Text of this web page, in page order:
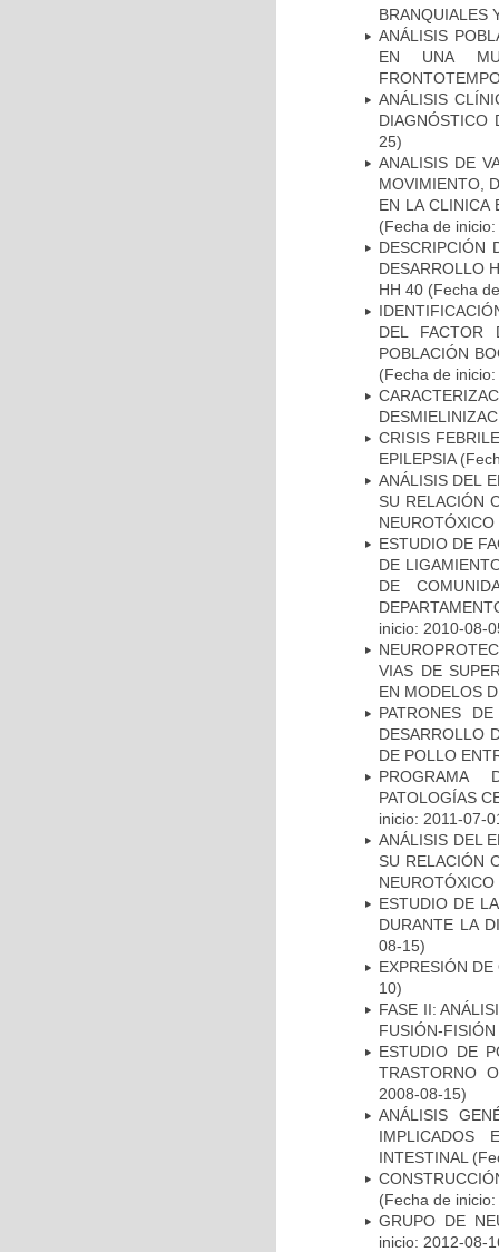
BRANQUIALES
ANÁLISIS
EN UNA
ANÁLISIS
DIAGNÓSTICO
25)
ANALISIS DE
MOVIMIENTO,
EN LA CLINICA
(Fecha de
DESCRIPCIÓN
DESARROLLO
HH 40 (Fecha
DEL FACTOR
POBLACIÓN
(Fecha de
CRISIS
EPILEPSIA
ANÁLISIS DEL
SU RELACIÓN
NEUROTÓXICO
ESTUDIO DE
DE
DE
inicio: 2010-08-
VIAS DE
EN MODELOS
PATRONES
DESARROLLO
DE POLLO
PROGRAMA
PATOLOGÍAS
inicio: 2011-07-
ANÁLISIS DEL
SU RELACIÓN
NEUROTÓXICO
ESTUDIO DE
DURANTE LA
08-15)
EXPRESIÓN
10)
FASE II:
FUSIÓN-
ESTUDIO DE
TRASTORNO
2008-08-15)
ANÁLISIS
IMPLICADOS
INTESTINAL
(Fecha de
GRUPO DE
inicio: 2012-08-